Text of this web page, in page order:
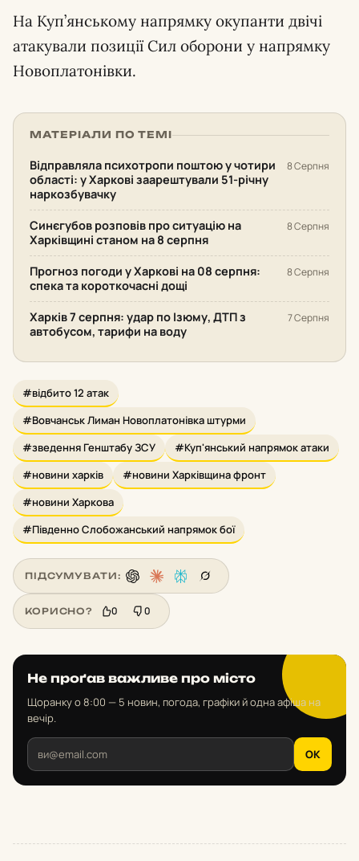
На Куп’янському напрямку окупанти двічі
атакували позиції Сил оборони у напрямку
Новоплатонівки.
МАТЕРІАЛИ ПО ТЕМІ
Відправляла психотропи поштою у чотири
області: у Харкові заарештували 51-річну
наркозбувачку
8 Серпня
Синєгубов розповів про ситуацію на
Харківщині станом на 8 серпня
8 Серпня
Прогноз погоди у Харкові на 08 серпня:
спека та короткочасні дощі
8 Серпня
Харків 7 серпня: удар по Ізюму, ДТП з
автобусом, тарифи на воду
7 Серпня
#відбито 12 атак
#Вовчанськ Лиман Новоплатонівка штурми
#зведення Генштабу ЗСУ
#Куп'янський напрямок атаки
#новини харків
#новини Харківщина фронт
#новини Харкова
#Південно Слобожанський напрямок бої
ПІДСУМУВАТИ:
КОРИСНО? 0 0
Не проґав важливе про місто
Щоранку о 8:00 — 5 новин, погода, графіки й одна афіша на
вечір.
OK